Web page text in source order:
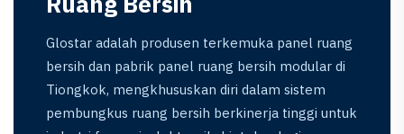
Glostar adalah produsen terkemuka panel ruang
bersih dan pabrik panel ruang bersih modular di
Tiongkok, mengkhususkan diri dalam sistem
pembungkus ruang bersih berkinerja tinggi untuk